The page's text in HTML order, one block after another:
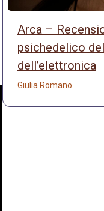
Arca –
psichedelico
dell’elettronica
Giulia Romano